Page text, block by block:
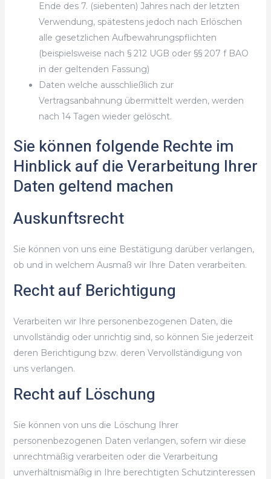
Ende des 7. (siebenten) Jahres nach der letzten
Verwendung, spätestens jedoch nach Erlöschen
alle gesetzlichen Aufbewahrungspflichten
(beispielsweise nach § 212 UGB oder §§ 207 f BAO
in der geltenden Fassung)
Daten welche ausschließlich zur
Vertragsanbahnung übermittelt werden, werden
nach 14 Tagen wieder gelöscht.
Sie können folgende Rechte im
Hinblick auf die Verarbeitung Ihrer
Daten geltend machen
Auskunftsrecht
Sie können von uns eine Bestätigung darüber verlangen,
ob und in welchem Ausmaß wir Ihre Daten verarbeiten.
Recht auf Berichtigung
Verarbeiten wir Ihre personenbezogenen Daten, die
unvollständig oder unrichtig sind, so können Sie jederzeit
deren Berichtigung bzw. deren Vervollständigung von
uns verlangen.
Recht auf Löschung
Sie können von uns die Löschung Ihrer
personenbezogenen Daten verlangen, sofern wir diese
unrechtmäßig verarbeiten oder die Verarbeitung
unverhältnismäßig in Ihre berechtigten Schutzinteressen